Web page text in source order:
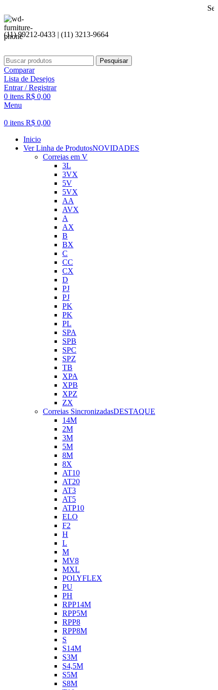
Seja bem
(11) 99212-0433 | (11) 3213-9664
Pesquisar
Comparar
Lista de Desejos
Entrar / Registrar
0 itens R$ 0,00
Menu
0 itens R$ 0,00
Inicio
Ver Linha de ProdutosNOVIDADES
Correias em V
3L
3VX
5V
5VX
AA
AVX
A
AX
B
BX
C
CC
CX
D
PJ
PJ
PK
PK
PL
SPA
SPB
SPC
SPZ
TB
XPA
XPB
XPZ
ZX
Correias SincronizadasDESTAQUE
14M
2M
3M
5M
8M
8X
AT10
AT20
AT3
AT5
ATP10
ELO
F2
H
L
M
MV8
MXL
POLYFLEX
PU
PH
RPP14M
RPP5M
RPP8
RPP8M
S
S14M
S3M
S4,5M
S5M
S8M